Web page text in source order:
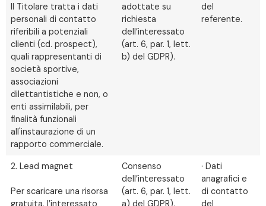
Il Titolare tratta i dati
personali di contatto
riferibili a potenziali
clienti (cd. prospect),
quali rappresentanti di
società sportive,
associazioni
dilettantistiche e non, o
enti assimilabili, per
finalità funzionali
all'instaurazione di un
rapporto commerciale.
adottate su
richiesta
dell’interessato
(art. 6, par. 1, lett.
b) del GDPR).
del
referente.
2. Lead magnet
Per scaricare una risorsa
gratuita, l’interessato
Consenso
dell’interessato
(art. 6, par. 1, lett.
a) del GDPR).
· Dati
anagrafici e
di contatto
del